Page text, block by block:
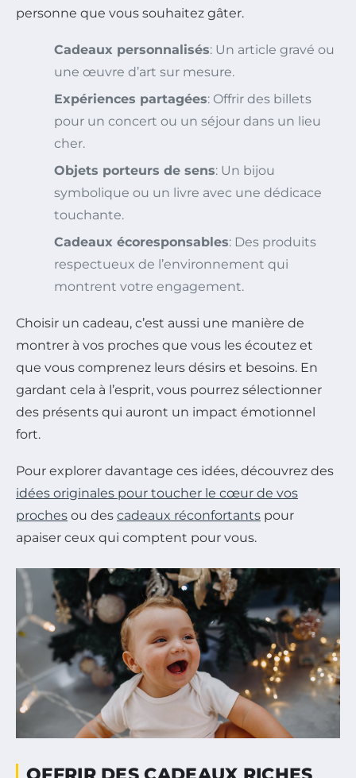
personne que vous souhaitez gâter.
Cadeaux personnalisés: Un article gravé ou
une œuvre d’art sur mesure.
Expériences partagées: Offrir des billets
pour un concert ou un séjour dans un lieu
cher.
Objets porteurs de sens: Un bijou
symbolique ou un livre avec une dédicace
touchante.
Cadeaux écoresponsables: Des produits
respectueux de l’environnement qui
montrent votre engagement.
Choisir un cadeau, c’est aussi une manière de
montrer à vos proches que vous les écoutez et
que vous comprenez leurs désirs et besoins. En
gardant cela à l’esprit, vous pourrez sélectionner
des présents qui auront un impact émotionnel
fort.
Pour explorer davantage ces idées, découvrez des
idées originales pour toucher le cœur de vos
proches ou des cadeaux réconfortants pour
apaiser ceux qui comptent pour vous.